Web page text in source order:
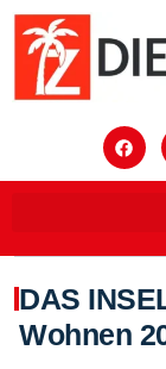
DAS
Wohnen